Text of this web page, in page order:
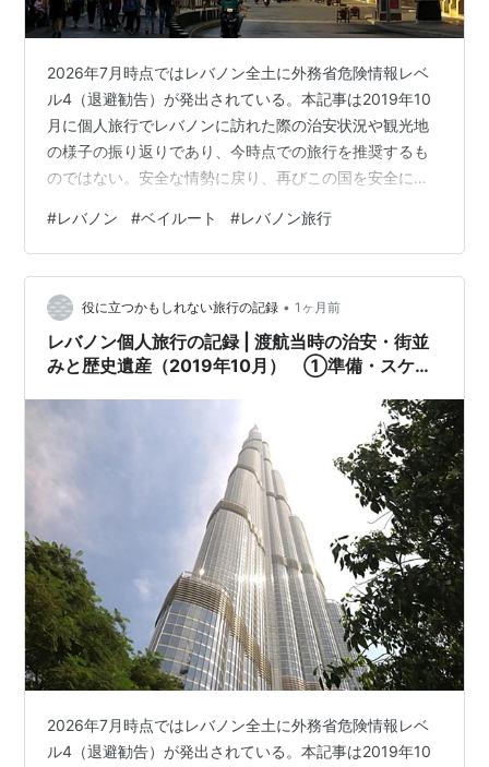
2026年7月時点ではレバノン全土に外務省危険情報レベ
ル4（退避勧告）が発出されている。本記事は2019年10
月に個人旅行でレバノンに訪れた際の治安状況や観光地
の様子の振り返りであり、今時点での旅行を推奨するも
のではない。安全な情勢に戻り、再びこの国を安全に旅
店、宿泊先等の営業時間、料金、サービス内容等は旅行
当時のものである。状況が改善して旅行できるようにな
った場合は、必ず各公式情報を確認してほしい。 レバノ
ンへ向かうフライトにて レバノン入国 ベイルート市街地
の探索 基本情報 市街地へ向かう 反政府デモ レバノンへ
向かうフライトにて 昨晩の第…
#レバノン #ベイルート #レバノン旅行
役に立つかもしれない旅行の記録 • 1ヶ月前
レバノン個人旅行の記録 | 渡航当時の治安・街並
みと歴史遺産（2019年10月） ①準備・スケジ
2026年7月時点ではレバノン全土に外務省危険情報レベ
ル4（退避勧告）が発出されている。本記事は2019年10